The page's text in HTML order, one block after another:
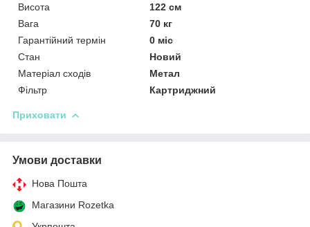
Висота
122 см
Вага
70 кг
Гарантійний термін
0 міс
Стан
Новий
Матеріал сходів
Метал
Фільтр
Картриджний
Приховати
Умови доставки
Нова Пошта
Магазини Rozetka